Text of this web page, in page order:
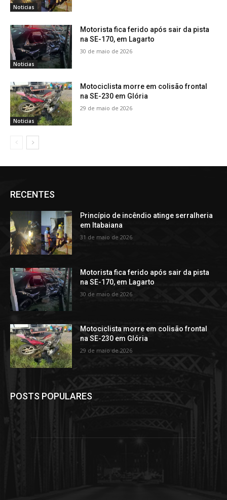
Noticias
Noticias
Motorista fica ferido após sair da pista
na SE-170, em Lagarto
30 de maio de 2026
Noticias
Motociclista morre em colisão frontal
na SE-230 em Glória
29 de maio de 2026
RECENTES
Princípio de incêndio atinge serralheria
em Itabaiana
31 de maio de 2026
Motorista fica ferido após sair da pista
na SE-170, em Lagarto
30 de maio de 2026
Motociclista morre em colisão frontal
na SE-230 em Glória
29 de maio de 2026
POSTS POPULARES